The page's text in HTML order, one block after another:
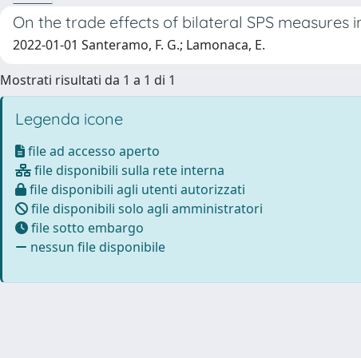
On the trade effects of bilateral SPS
2022-01-01 Santeramo, F. G.; Lamonaca, E.
Mostrati risultati da 1 a 1 di 1
Legenda icone
file ad accesso aperto
file disponibili sulla rete interna
file disponibili agli utenti autorizzati
file disponibili solo agli amministratori
file sotto embargo
nessun file disponibile